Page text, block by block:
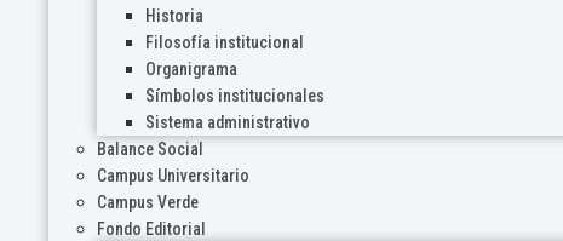
Historia
Filosofía institucional
Organigrama
Símbolos institucionales
Sistema administrativo
Balance Social
Campus Universitario
Campus Verde
Fondo Editorial